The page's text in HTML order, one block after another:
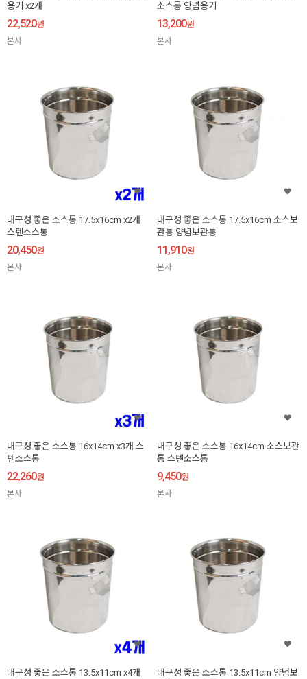
용기 x2개
22,520원
본사
소스통 양념용기
13,200원
본사
내구성 좋은 소스통 17.5x16cm x2개
스텐소스통
20,450원
본사
내구성 좋은 소스통 17.5x16cm 소스보
관통 양념보관통
11,910원
본사
내구성 좋은 소스통 16x14cm x3개 스
텐소스통
22,260원
본사
내구성 좋은 소스통 16x14cm 소스보관
통 스텐소스통
9,450원
본사
내구성 좋은 소스통 13.5x11cm x4개
내구성 좋은 소스통 13.5x11cm 양념보